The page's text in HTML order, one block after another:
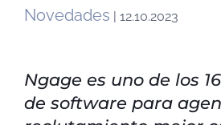
Novedades | 12.10.2023
Ngage es uno de los
de software para